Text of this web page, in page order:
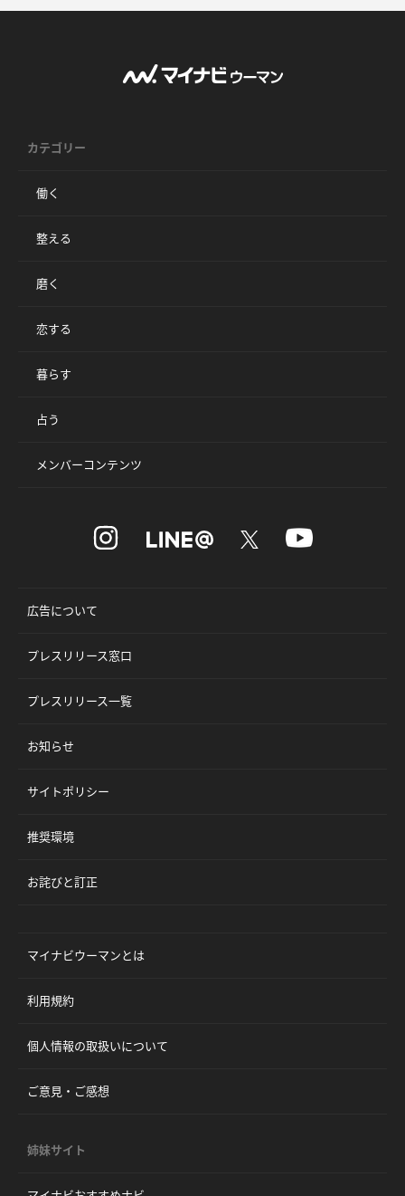
カテゴリー
働く
整える
磨く
恋する
暮らす
占う
メンバーコンテンツ
広告について
プレスリリース窓口
プレスリリース一覧
お知らせ
サイトポリシー
推奨環境
お詫びと訂正
マイナビウーマンとは
利用規約
個人情報の取扱いについて
ご意見・ご感想
姉妹サイト